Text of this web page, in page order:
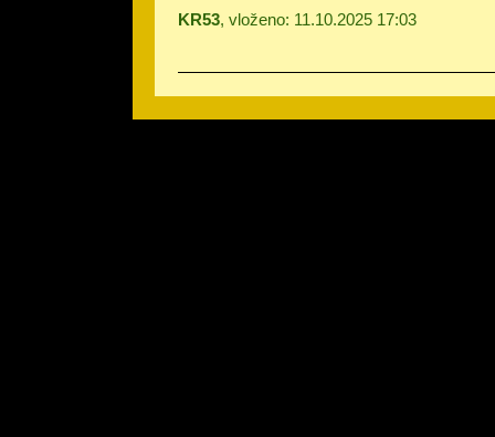
KR53, vloženo: 11.10.2025 17:03